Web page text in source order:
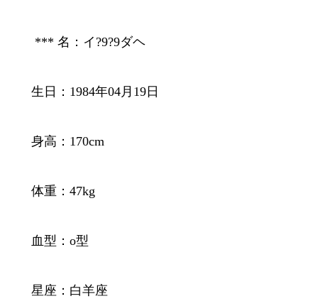
*** 名：イ?9?9ダヘ
生日：1984年04月19日
身高：170cm
体重：47kg
血型：o型
星座：白羊座